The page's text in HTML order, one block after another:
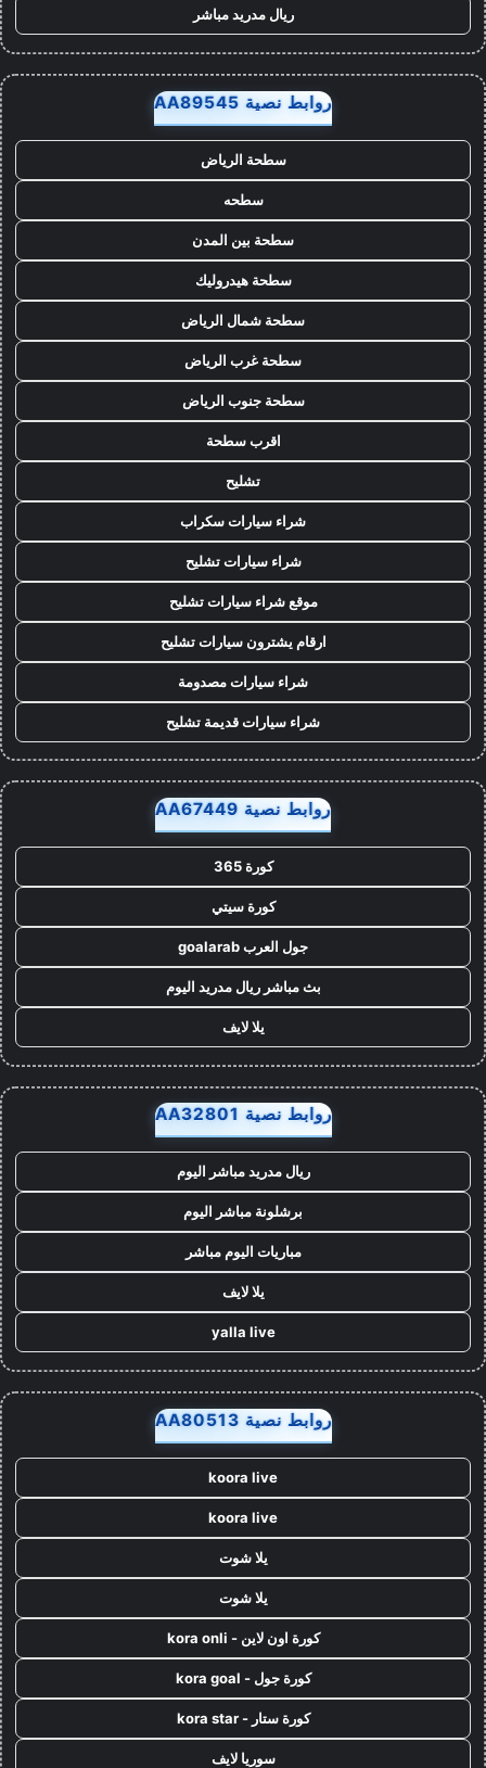
ريال مدريد مباشر
روابط نصية AA89545
سطحة الرياض
سطحه
سطحة بين المدن
سطحة هيدروليك
سطحة شمال الرياض
سطحة غرب الرياض
سطحة جنوب الرياض
اقرب سطحة
تشليح
شراء سيارات سكراب
شراء سيارات تشليح
موقع شراء سيارات تشليح
ارقام يشترون سيارات تشليح
شراء سيارات مصدومة
شراء سيارات قديمة تشليح
روابط نصية AA67449
كورة 365
كورة سيتي
جول العرب goalarab
بث مباشر ريال مدريد اليوم
يلا لايف
روابط نصية AA32801
ريال مدريد مباشر اليوم
برشلونة مباشر اليوم
مباريات اليوم مباشر
يلا لايف
yalla live
روابط نصية AA80513
koora live
koora live
يلا شوت
يلا شوت
كورة اون لاين - kora onli
كورة جول - kora goal
كورة ستار - kora star
سوريا لايف